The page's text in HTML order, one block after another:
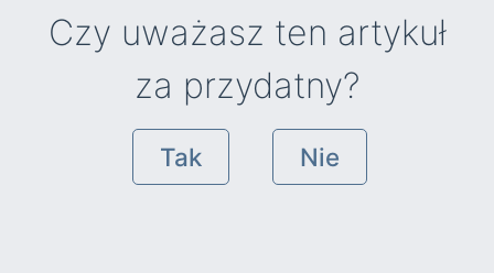
Czy uważasz ten artykuł
za przydatny?
Tak Nie